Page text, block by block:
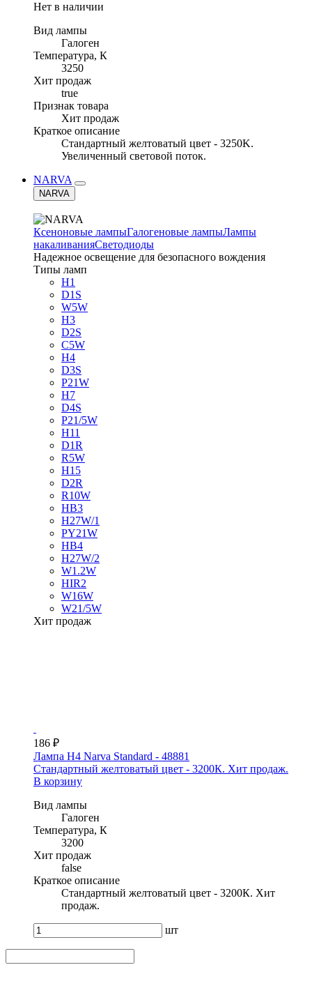
Нет в наличии
Вид лампы
Галоген
Температура, К
3250
Хит продаж
true
Признак товара
Хит продаж
Краткое описание
Стандартный желтоватый цвет - 3250K.
Увеличенный световой поток.
NARVA
NARVA
Ксеноновые лампыГалогеновые лампыЛампы
накаливанияСветодиоды
Надежное освещение для безопасного вождения
Типы ламп
H1
D1S
W5W
H3
D2S
C5W
H4
D3S
P21W
H7
D4S
P21/5W
H11
D1R
R5W
H15
D2R
R10W
HB3
H27W/1
PY21W
HB4
H27W/2
W1.2W
HIR2
W16W
W21/5W
Хит продаж
186 ₽
Лампа H4 Narva Standard - 48881
Стандартный желтоватый цвет - 3200К. Хит продаж.
В корзину
Вид лампы
Галоген
Температура, К
3200
Хит продаж
false
Краткое описание
Стандартный желтоватый цвет - 3200К. Хит
продаж.
шт